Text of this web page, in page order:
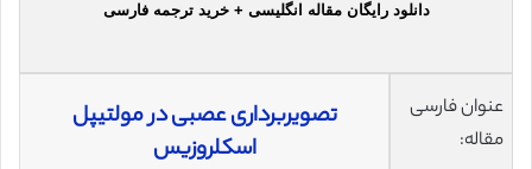
دانلود رایگان مقاله انگلیسی + خرید ترجمه فارسی
عنوان فارسی
مقاله:
تصویربرداری عصبی در مولتیپل
اسکلروزیس